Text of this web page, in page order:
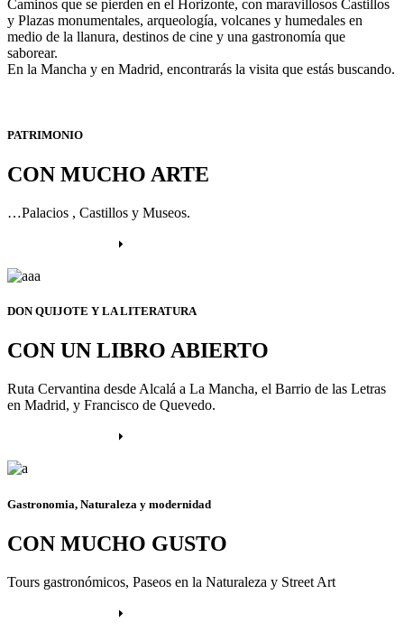
Caminos que se pierden en el Horizonte, con maravillosos Castillos
y Plazas monumentales, arqueología, volcanes y humedales en
medio de la llanura, destinos de cine y una gastronomía que
saborear.
En la Mancha y en Madrid, encontrarás la visita que estás buscando.
PATRIMONIO
CON MUCHO ARTE
…Palacios , Castillos y Museos.
DON QUIJOTE Y LA LITERATURA
CON UN LIBRO ABIERTO
Ruta Cervantina desde Alcalá a La Mancha, el Barrio de las Letras
en Madrid, y Francisco de Quevedo.
Gastronomia, Naturaleza y modernidad
CON MUCHO GUSTO
Tours gastronómicos, Paseos en la Naturaleza y Street Art